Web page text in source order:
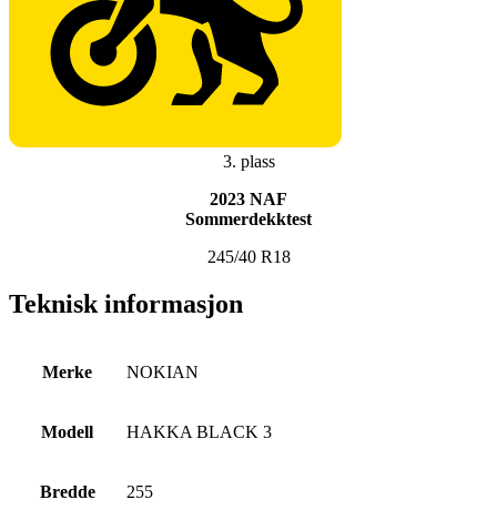
3. plass
2023 NAF
Sommerdekktest
245/40 R18
Teknisk informasjon
Merke NOKIAN
Modell HAKKA BLACK 3
Bredde 255